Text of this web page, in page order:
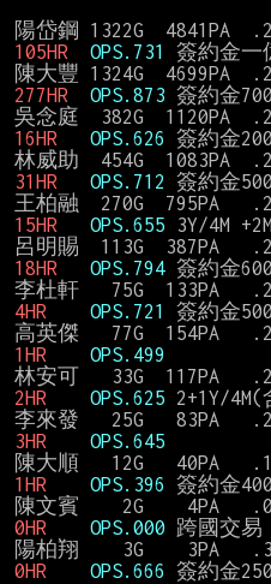
陽岱鋼 1322G  4841PA
105HR
OPS.731
簽約金一
陳大豐 1324G  4699PA
277HR
OPS.873 簽約金
吳念庭  382G  1120PA
16HR
OPS.626
簽約金
林威助  454G  1083PA
31HR
OPS.712
簽約金
王柏融  270G  795PA
15HR
OPS.655
3Y/4M
呂明賜  113G  387PA
18HR
OPS.794 簽約金
李杜軒   75G  133PA
4HR
OPS.721 簽約金
高英傑   77G  154PA
1HR
OPS.499
林安可   33G  117PA
2HR
OPS.625 2+1Y/4M(
李來發   25G   83PA
3HR
OPS.645
陳大順   12G   40PA
1HR
OPS.396 簽約金
陳文賓    2G    4PA
0HR
OPS.000 跨國交易
陽柏翔    3G    3PA
0HR
OPS.666 簽約金